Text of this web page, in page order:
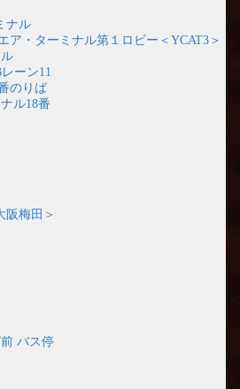
ナル
ア・ターミナル第１ロビー＜YCAT3＞
ーン11
のりば
ル18番
阪梅田＞
バス停